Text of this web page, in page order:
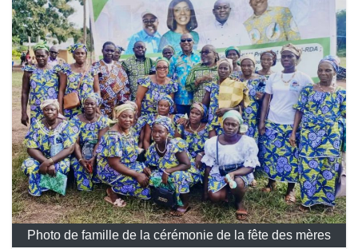
Photo de famille de la cérémonie de la fête des mères